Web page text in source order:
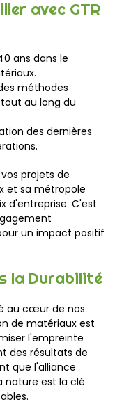
avec GTR
ans dans le
méthodes
au long du
des dernières
projets de
et sa métropole
d'entreprise. C'est
un impact positif
la Durabilité
au cœur de nos
de matériaux est
l'empreinte
des résultats de
que l'alliance
nature est la clé